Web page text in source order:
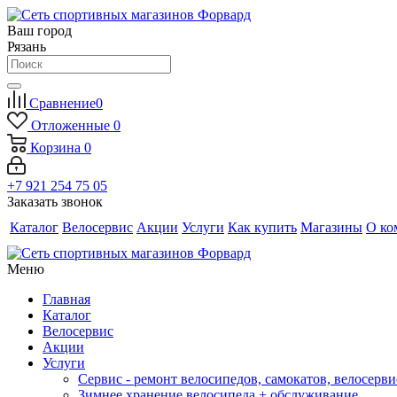
Ваш город
Рязань
Сравнение0
Отложенные 0
Корзина 0
+7 921 254 75 05
Заказать звонок
Каталог Велосервис Акции Услуги Как купить Магазины О
Меню
Главная
Каталог
Велосервис
Акции
Услуги
Сервис - ремонт велосипедов, самокатов,